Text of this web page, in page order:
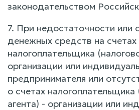
законодательством
7. При недостаточности или
денежных средств на счетах
налогоплательщика
организации или
предпринимателя или
о счетах налогоплательщика
агента) - организации или